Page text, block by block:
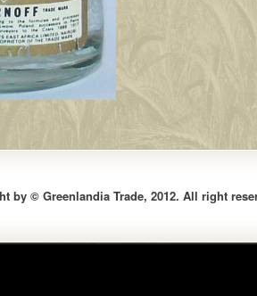
by © Greenlandia Trade, 2012. All right